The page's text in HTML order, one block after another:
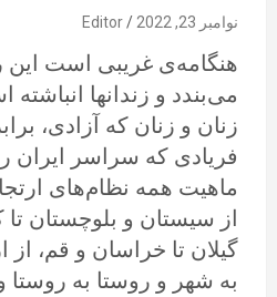
نوامبر 23, 2022 Editor
هنگامه‌ی غریبی است این
می‌بندد و زندانها
زنان و زنان که آزادی،
فریادی که سراسر ایران را
ماهیت همه نظام‌های
از سیستان و بلوچستان تا
گیلان تا خراسان و قم،
به شهر و روستا به روستا